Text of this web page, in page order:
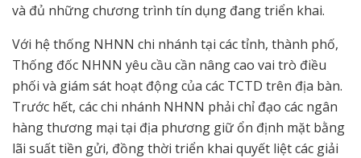
và đủ những chương trình tín dụng đang triển khai.
Với hệ thống NHNN chi nhánh tại các tỉnh, thành phố,
Thống đốc NHNN yêu cầu cần nâng cao vai trò điều
phối và giám sát hoạt động của các TCTD trên địa bàn.
Trước hết, các chi nhánh NHNN phải chỉ đạo các ngân
hàng thương mại tại địa phương giữ ổn định mặt bằng
lãi suất tiền gửi, đồng thời triển khai quyết liệt các giải